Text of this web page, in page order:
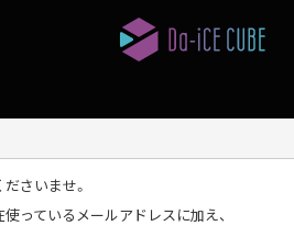
さいませ。
っているメールアドレスに加え、